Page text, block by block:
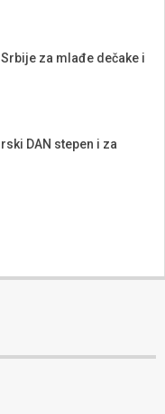
za mlađe dečake i
DAN stepen i za